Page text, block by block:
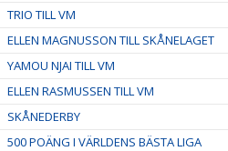
TRIO TILL VM
ELLEN MAGNUSSON TILL SKÅNELAGET
YAMOU NJAI TILL VM
ELLEN RASMUSSEN TILL VM
SKÅNEDERBY
500 POÄNG I VÄRLDENS BÄSTA LIGA